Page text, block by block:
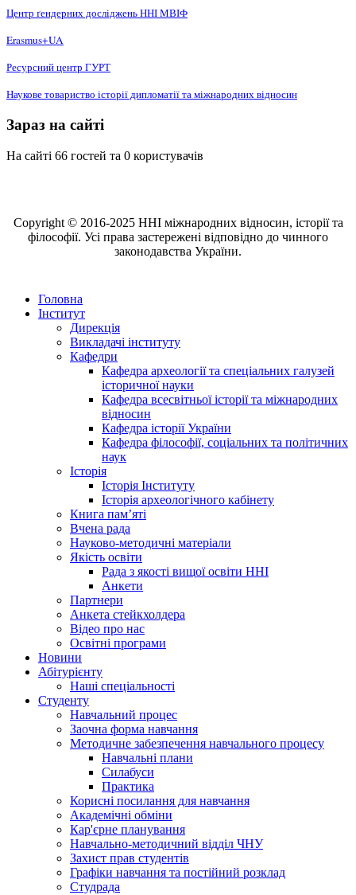
Центр ґендерних досліджень ННІ МВІФ
Erasmus+UA
Ресурсний центр ГУРТ
Наукове товариство історії дипломатії та міжнародних відносин
Зараз на сайті
На сайті 66 гостей та 0 користувачів
Copyright © 2016-2025 ННІ міжнародних відносин, історії та
філософії. Усі права застережені відповідно до чинного
законодавства України.
Головна
Інститут
Дирекція
Викладачі інституту
Кафедри
Кафедра археології та спеціальних галузей
історичної науки
Кафедра всесвітньої історії та міжнародних
відносин
Кафедра історії України
Кафедра філософії, соціальних та політичних
наук
Історія
Історія Інституту
Історія археологічного кабінету
Книга памʼяті
Вчена рада
Науково-методичні матеріали
Якість освіти
Рада з якості вищої освіти ННІ
Анкети
Партнери
Анкета стейкхолдера
Відео про нас
Освітні програми
Hовини
Абітурієнту
Наші спеціальності
Студенту
Навчальний процес
Заочна форма навчання
Методичне забезпечення навчального процесу
Навчальні плани
Силабуси
Практика
Корисні посилання для навчання
Академічні обміни
Кар'єрне планування
Навчально-методичний відділ ЧНУ
Захист прав студентів
Графіки навчання та постійний розклад
Студрада